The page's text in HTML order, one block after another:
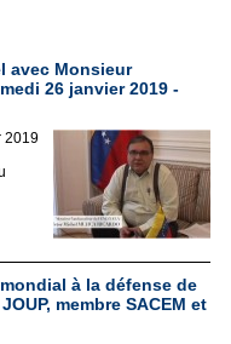
avec Monsieur
26 janvier 2019 -
2019
à la défense de
membre SACEM et